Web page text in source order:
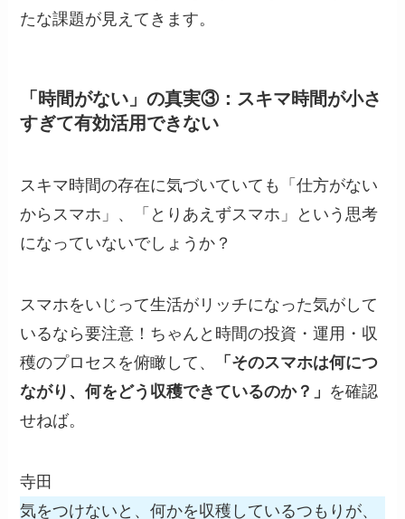
たな課題が見えてきます。
「時間がない」の真実③：スキマ時間が小さ
すぎて有効活用できない
スキマ時間の存在に気づいていても「仕方がない
からスマホ」、「とりあえずスマホ」という思考
になっていないでしょうか？
スマホをいじって生活がリッチになった気がして
いるなら要注意！ちゃんと時間の投資・運用・収
穫のプロセスを俯瞰して、
「そのスマホは何につ
ながり、何をどう収穫できているのか？」 を確認
せねば。
寺田
気をつけないと、何かを収穫しているつもりが、